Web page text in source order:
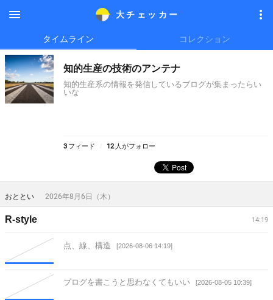
大チェッカ ー
知的生産の技術のアンテナ
知的生産系の情報を発信しているブログが集まったらい
いな
3 フィード 12 人がフォロー
タイムライン コレクション
おととい 2026年8月6日（木）
14:19
R-style
点、線、構造 [2026-08-06 14:19]
ブログを書こうと思わなくてもいい [2026-08-05 10:39]